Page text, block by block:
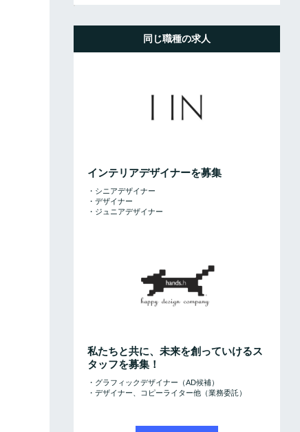
同じ職種の求人
インテリアデザイナーを募集
・シニアデザイナー
・デザイナー
・ジュニアデザイナー
私たちと共に、未来を創っていけるス
タッフを募集！
・グラフィックデザイナー（AD候補）
・デザイナー、コピーライター他（業務委託）